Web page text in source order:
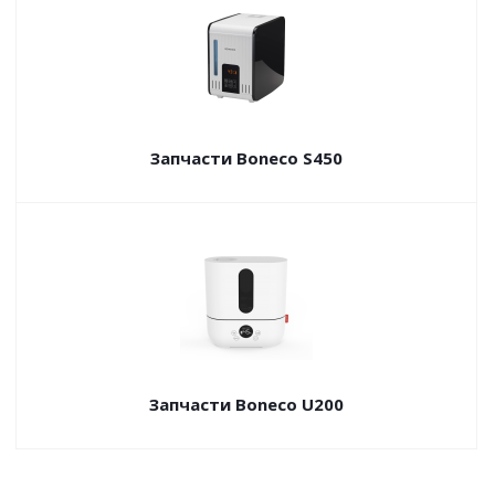
Запчасти Boneco S450
Запчасти Boneco U200